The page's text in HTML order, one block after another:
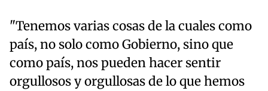
"Tenemos varias cosas de la cuales como
país, no solo como Gobierno, sino que
como país, nos pueden hacer sentir
orgullosos y orgullosas de lo que hemos